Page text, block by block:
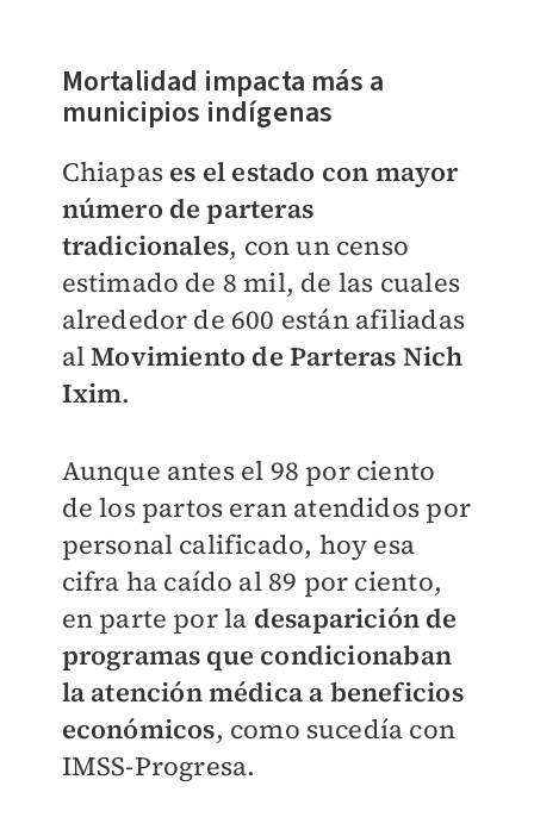
Mortalidad impacta más a
municipios indígenas
Chiapas es el estado con mayor
número de parteras
tradicionales, con un censo
estimado de 8 mil, de las cuales
alrededor de 600 están afiliadas
alMovimiento de Parteras Nich
Ixim.
Aunque antes el 98 por ciento
de los partos eran atendidos por
personal calificado, hoy esa
cifra ha caído al 89 por ciento,
en parte por la desaparición de
programas que condicionaban
la atención médica a beneficios
económicos, como sucedía con
IMSS-Progresa.